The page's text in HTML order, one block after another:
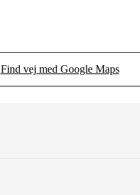
Find vej med Google Maps
(Opens in new tab)